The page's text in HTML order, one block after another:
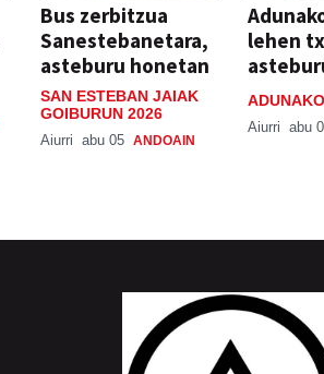
Bus zerbitzua
Sanestebanetara,
asteburu honetan
SAN ESTEBAN JAIAK
GOIBURUN 2026
Aiurri abu 05 ANDOAIN
lehen
Aiurri abu